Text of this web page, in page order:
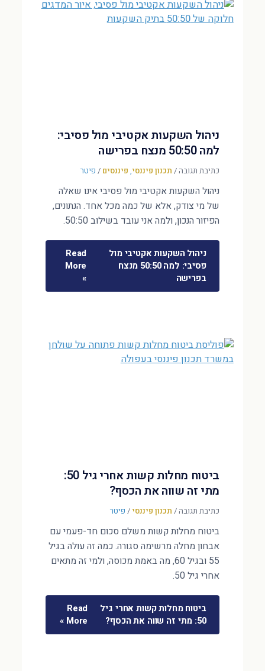
ניהול השקעות אקטיבי מול פסיבי:
למה 50:50 מנצח בפרישה
כתיבת תגובה/ תכנון פיננסי, פיננסים / פיטר
ניהול השקעות אקטיבי מול פסיבי אינו שאלה
של מי צודק, אלא של כמה מכל אחד. הנתונים,
הפיזור הנכון, ולמה אני עובד בשילוב 50:50.
ניהול השקעות אקטיבי מול
פסיבי: למה 50:50 מנצח
בפרישה
Read
More
»
ביטוח מחלות קשות אחרי גיל 50:
מתי זה שווה את הכסף?
כתיבת תגובה/ תכנון פיננסי/ פיטר
ביטוח מחלות קשות משלם סכום חד-פעמי עם
אבחון מחלה מרשימה סגורה. כמה זה עולה בגיל
55 ובגיל 60, מה באמת מכוסה, ולמי זה מתאים
אחרי גיל 50.
ביטוח מחלות קשות אחרי גיל
50: מתי זה שווה את הכסף?
Read
More »